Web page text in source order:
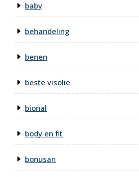
baby
behandeling
benen
beste visolie
bional
body en fit
bonusan